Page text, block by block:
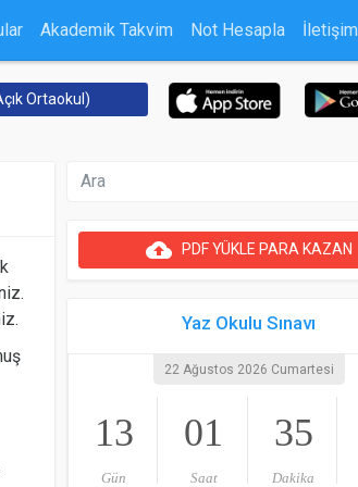
Akademik Takvim Not Hesapla İletişim
Ortaokul)
cloud_uploadPDF YÜKLE PARA KAZAN
Yaz Okulu Sınavı
22 Ağustos 2026 Cumartesi
13
Gün
01
Saat
35
Dakika